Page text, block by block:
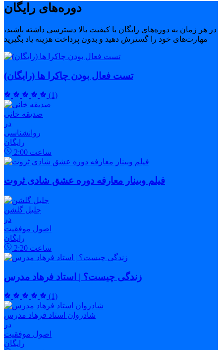
دوره‌های رایگان
در هر زمان به دوره‌های رایگان با کیفیت بالا دسترسی داشته باشید،
مهارت‌های خود را گسترش دهید و بدون پرداخت هزینه یاد بگیرید
تست فعال بودن چاکرا ها (رایگان)
(1)
صدیقه خانی
در
روانشناسی
رایگان
2:00 ساعت
فیلم وبینار معارفه دوره عشق شادی ثروت
جلیل گلشن
در
اصول موفقیت
رایگان
2:20 ساعت
زندگی چیست؟ | استاد فرهاد مدرس
(1)
شادروان استاد فرهاد مدرس
در
اصول موفقیت
رایگان